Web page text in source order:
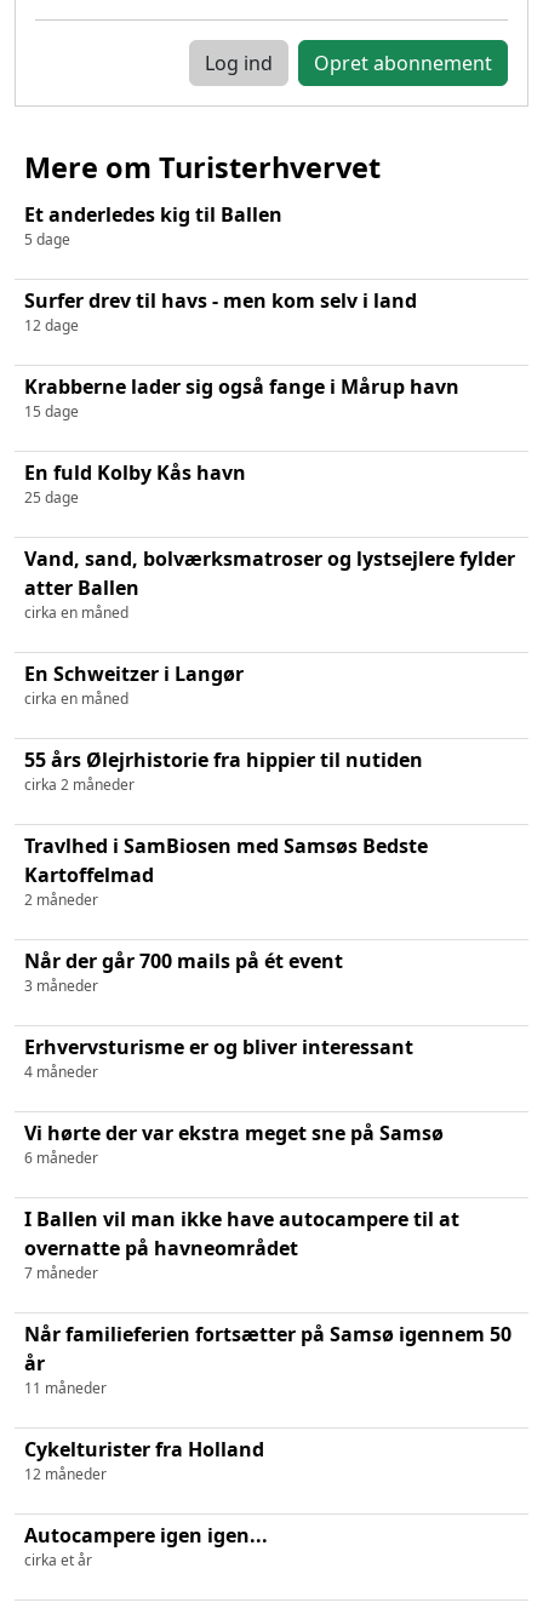
Log ind
Mere om Turisterhvervet
Et anderledes kig til Ballen
5 dage
Surfer drev til havs - men kom selv i land
12 dage
Krabberne lader sig også fange i Mårup havn
15 dage
En fuld Kolby Kås havn
25 dage
Vand, sand, bolværksmatroser og lystsejlere fylder
atter Ballen
cirka en måned
En Schweitzer i Langør
cirka en måned
55 års Ølejrhistorie fra hippier til nutiden
cirka 2 måneder
Travlhed i SamBiosen med Samsøs Bedste
Kartoffelmad
2 måneder
Når der går 700 mails på ét event
3 måneder
Erhvervsturisme er og bliver interessant
4 måneder
Vi hørte der var ekstra meget sne på Samsø
6 måneder
I Ballen vil man ikke have autocampere til at
overnatte på havneområdet
7 måneder
Når familieferien fortsætter på Samsø igennem 50
år
11 måneder
Cykelturister fra Holland
12 måneder
Autocampere igen igen...
cirka et år